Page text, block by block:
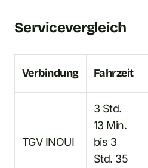
Servicevergleich
Verbindung Fahrzeit
TGV INOUI
3 Std.
13 Min.
bis 3
Std. 35